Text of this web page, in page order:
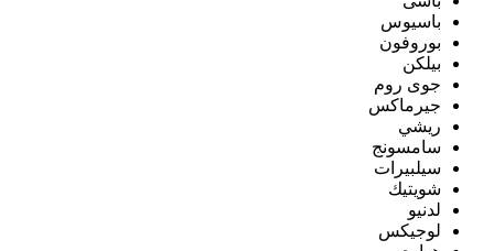
باسيوس
بوروفون
بيلكن
جوى روم
جيرماكس
ريشي
سامسونج
سيلبيرات
شويتيك
لدنيو
لوجيكس